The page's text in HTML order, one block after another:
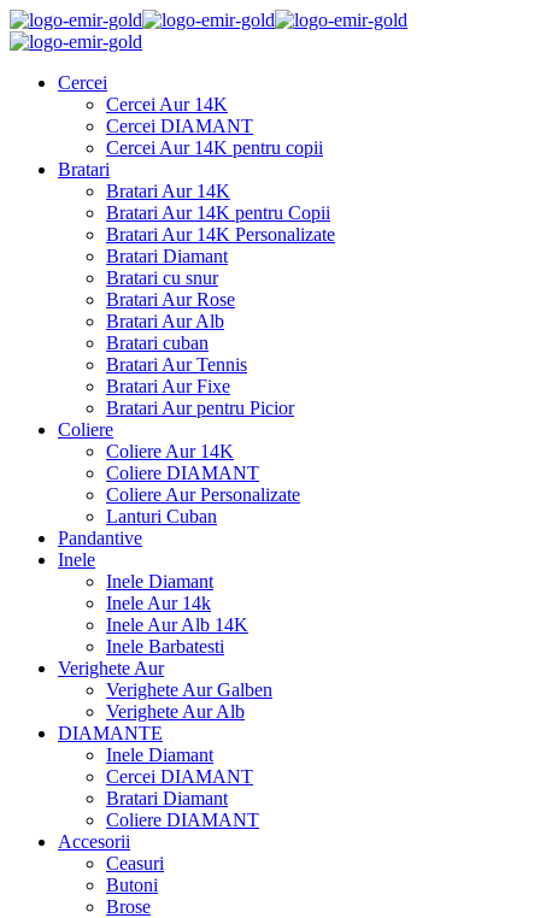
Cercei
Cercei Aur 14K
Cercei DIAMANT
Cercei Aur 14K pentru copii
Bratari
Bratari Aur 14K
Bratari Aur 14K pentru Copii
Bratari Aur 14K Personalizate
Bratari Diamant
Bratari cu snur
Bratari Aur Rose
Bratari Aur Alb
Bratari cuban
Bratari Aur Tennis
Bratari Aur Fixe
Bratari Aur pentru Picior
Coliere
Coliere Aur 14K
Coliere DIAMANT
Coliere Aur Personalizate
Lanturi Cuban
Pandantive
Inele
Inele Diamant
Inele Aur 14k
Inele Aur Alb 14K
Inele Barbatesti
Verighete Aur
Verighete Aur Galben
Verighete Aur Alb
DIAMANTE
Inele Diamant
Cercei DIAMANT
Bratari Diamant
Coliere DIAMANT
Accesorii
Ceasuri
Butoni
Brose